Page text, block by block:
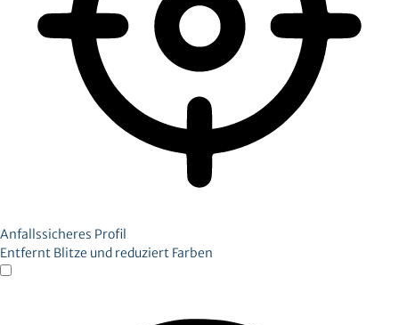
Anfallssicheres Profil
Entfernt Blitze und reduziert Farben